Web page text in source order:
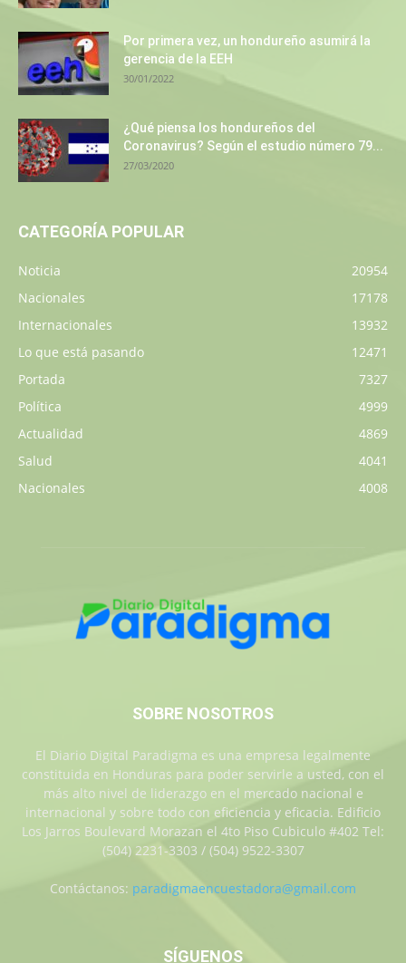
Por primera vez, un hondureño asumirá la
gerencia de la EEH
30/01/2022
¿Qué piensa los hondureños del
Coronavirus? Según el estudio número 79...
27/03/2020
CATEGORÍA POPULAR
Noticia
20954
Nacionales
17178
Internacionales
13932
Lo que está pasando
12471
Portada
7327
Política
4999
Actualidad
4869
Salud
4041
Nacionales
4008
SOBRE NOSOTROS
El Diario Digital Paradigma es una empresa legalmente
constituida en Honduras para poder servirle a usted, con el
más alto nivel de liderazgo en el mercado nacional e
internacional y sobre todo con eficiencia y eficacia. Edificio
Los Jarros Boulevard Morazan el 4to Piso Cubiculo #402 Tel:
(504) 2231-3303 / (504) 9522-3307
Contáctanos: paradigmaencuestadora@gmail.com
SÍGUENOS